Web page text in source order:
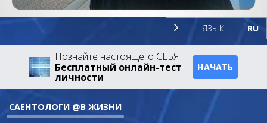
ЯЗЫК: RU
Познайте настоящего СЕБЯ
Бесплатный онлайн-тест
личности
НАЧАТЬ
САЕНТОЛОГИ @В ЖИЗНИ